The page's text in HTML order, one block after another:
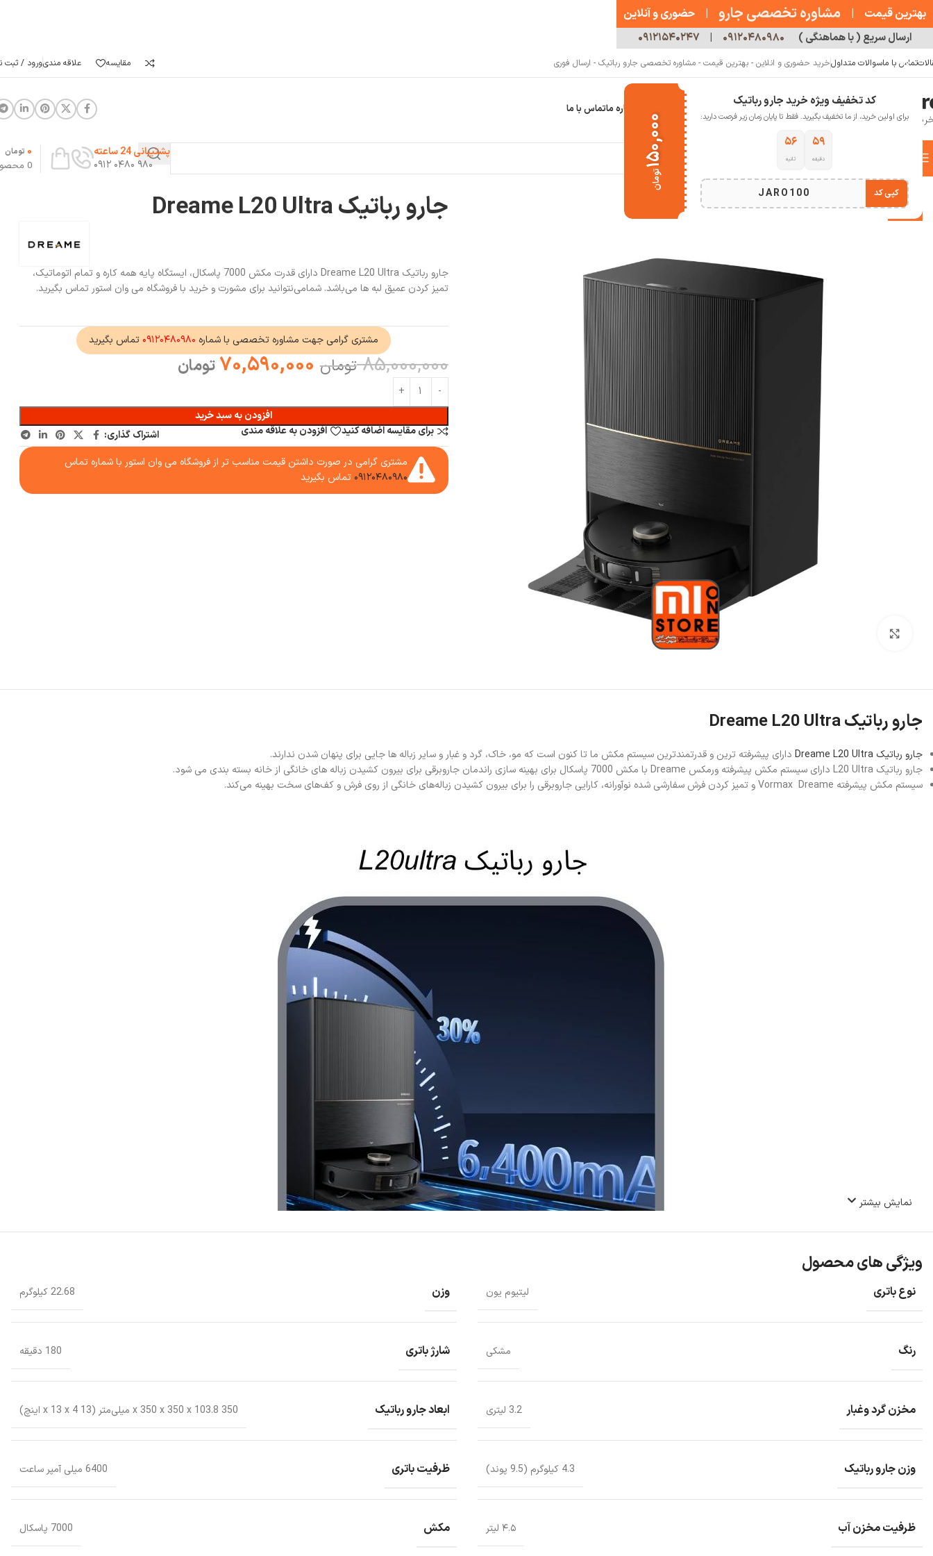
کد تخفیف ویژه خرید جارو رباتیک
برای اولین خرید، از ما تخفیف بگیرید. فقط تا پایان زمان زیر فرصت دارید:
۵۹
دقیقه
۵۴
ثانیه
JARO100 کپی کد
۱۵۰,۰۰۰
تومان
تماس با ماسوالات متداولخرید حضوری و انلاین - بهترین قیمت - مشاوره تخصصی جارو رباتیک - ارسال فوری مقایسه علاقه مندیورود / ثبت
خانه جارو رباتیک درباره ماتماس با ما
انتخاب دسته بندی
پشتیبانی 24 ساعته
۹۸۰ ۰۴۸۰ ۰۹۱۲
0
0 تومان
خانه جارو رباتیک جارو رباتیک دریم جارو رباتیک Dreame L20 Ultra
-17% جارو رباتیک Dreame L20 Ultra
جارو رباتیک Dreame L20 Ultra دارای قدرت مکش 7000 پاسکال، ایستگاه پایه همه کاره و تمام اتوماتیک،
تمیز کردن عمیق لبه ها می‌باشد. شمامی‌نتوانید برای مشورت و خرید با فروشگاه می وان استور تماس بگیرید.
مشتری گرامی جهت مشاوره تخصصی با شماره ۰۹۱۲۰۴۸۰۹۸۰ تماس بگیرید
85,000,000 تومان 70,590,000تومان
افزودن به سبد خرید
برای مقایسه اضافه کنید
افزودن به علاقه مندی
اشتراک گذاری:
مشتری گرامی در صورت داشتن قیمت مناسب تر از فروشگاه می وان استور با شماره تماس
۰۹۱۲۰۴۸۰۹۸۰ تماس بگیرید
جارو رباتیک Dreame L20 Ultra
جارو رباتیک Dreame L20 Ultra
دارای پیشرفته ترین و قدرتمندترین سیستم مکش ما تا کنون است که مو، خاک، گرد و غبار و سایر زباله ها جایی برای پنهان شدن ندارند.
جارو رباتیک L20 Ultra دارای سیستم مکش پیشرفته ورمکس Dreame با مکش 7000 پاسکال برای بهینه سازی راندمان جاروبرقی برای بیرون کشیدن زباله های خانگی از خانه بسته بندی می شود.
سیستم مکش پیشرفته Vormax Dreame و تمیز کردن فرش سفارشی شده نوآورانه، کارایی جاروبرقی را برای بیرون کشیدن زباله‌های خانگی از روی فرش و کف‌های سخت بهینه می‌کند.
نمایش بیشتر
ویژگی های محصول
نوع باتری لیتیوم یون وزن 22.68 کیلوگرم
رنگ مشکی شارژ باتری 180 دقیقه
مخزن گرد وغبار 3.2 لیتری ابعاد جارو رباتیک 350 x 350 x 350 x 103.8 میلی‌متر (13 x 13 x 4 اینچ)
وزن جارو رباتیک 4.3 کیلوگرم (9.5 پوند) ظرفیت باتری 6400 میلی آمپر ساعت
ظرفیت مخزن آب ۴.۵ لیتر مکش 7000 پاسکال
بهترین قیمت | مشاوره تخصصی جارو | حضوری و آنلاین
ارسال سریع ( با هماهنگی ) ۰۹۱۲۰۴۸۰۹۸۰ | ۰۹۱۲۱۵۴۰۲۴۷